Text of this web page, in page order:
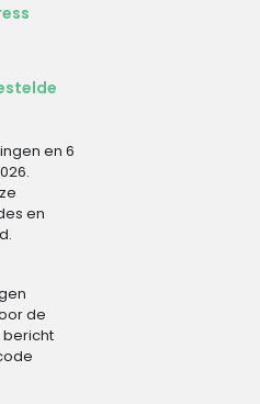
en 6
en
de